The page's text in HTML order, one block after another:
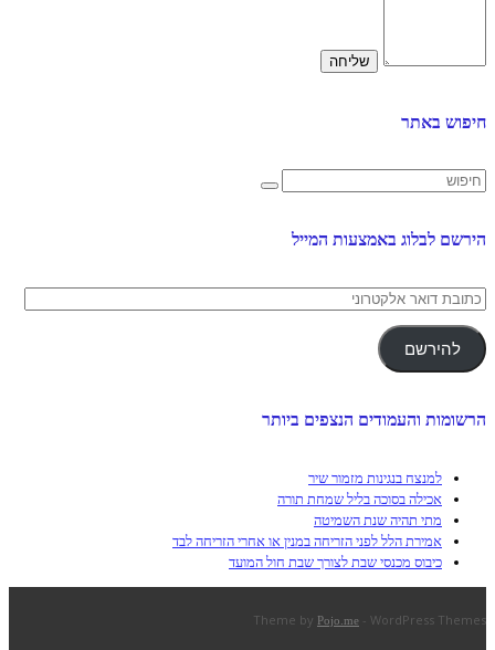
חיפוש באתר
הירשם לבלוג באמצעות המייל
כתובת
אלקטרוני
להירשם
הרשומות והעמודים הנצפים ביותר
למנצח בנגינות מזמור שיר
אכילה בסוכה בליל שמחת תורה
מתי תהיה שנת השמיטה
אמירת הלל לפני הזריחה במנין או אחרי הזריחה לבד
כיבוס מכנסי שבת לצורך שבת חול המועד
Theme by Pojo.me - WordPress Themes